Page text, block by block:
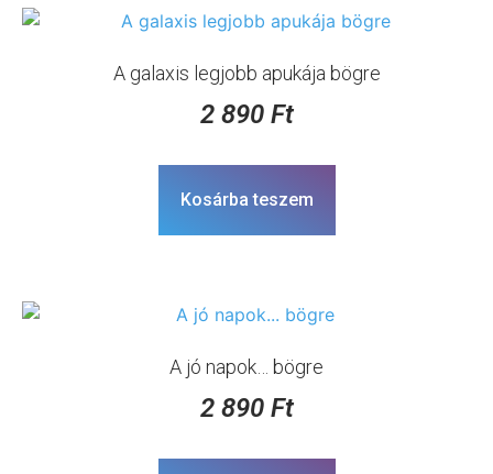
A galaxis legjobb apukája bögre
2 890 Ft
Kosárba teszem
A jó napok… bögre
2 890 Ft